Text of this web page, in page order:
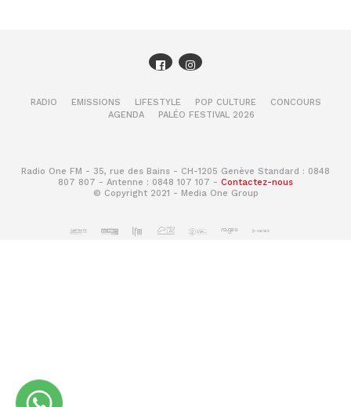
RADIO EMISSIONS LIFESTYLE POP CULTURE
CONCOURS
AGENDA
PALÉO FESTIVAL 2026
Radio One FM - 35, rue des Bains - CH-1205 Genève Standard : 0848
807 807 - Antenne : 0848 107 107 - Contactez-nous
© Copyright 2021 - Media One Group